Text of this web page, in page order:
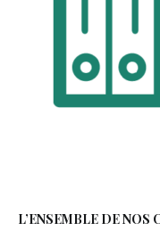
L’ENSEMBLE DE NOS